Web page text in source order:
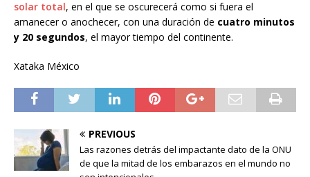
solar total, en el que se oscurecerá como si fuera el
amanecer o anochecer, con una duración de cuatro minutos
y 20 segundos, el mayor tiempo del continente.
Xataka México
PREVIOUS
Las razones detrás del impactante dato de la ONU
de que la mitad de los embarazos en el mundo no